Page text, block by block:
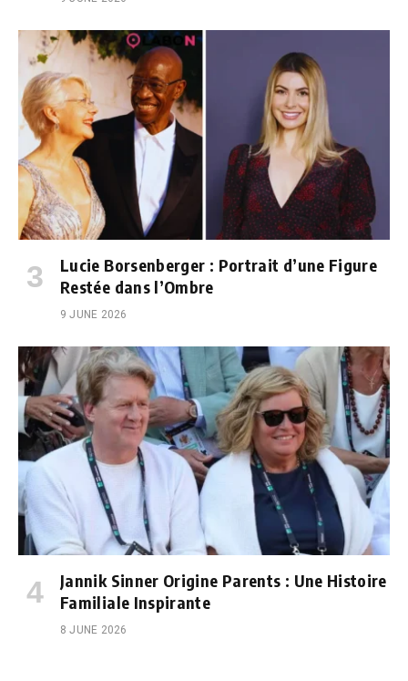
Lucie Borsenberger : Portrait d’une Figure
Restée dans l’Ombre
9 JUNE 2026
Jannik Sinner Origine Parents : Une Histoire
Familiale Inspirante
8 JUNE 2026